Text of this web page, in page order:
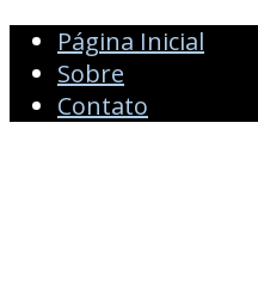
Página Inicial
Sobre
Contato